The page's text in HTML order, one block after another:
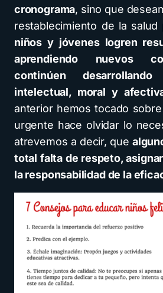
cronograma, sino que
restablecimiento de la salud
niños y jóvenes logren
aprendiendo nuevos
continúen
intelectual, moral y
anterior hemos tocado
urgente hace olvidar lo
atrevemos a decir, que
total falta de respeto,
la responsabilidad de la